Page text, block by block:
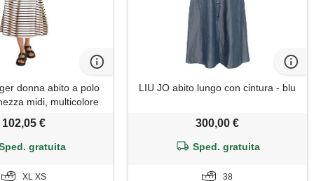
donna abito a polo
midi, multicolore
102,05 €
gratuita
XL XS
LIU JO abito lungo con cintura - blu
300,00 €
Sped. gratuita
38